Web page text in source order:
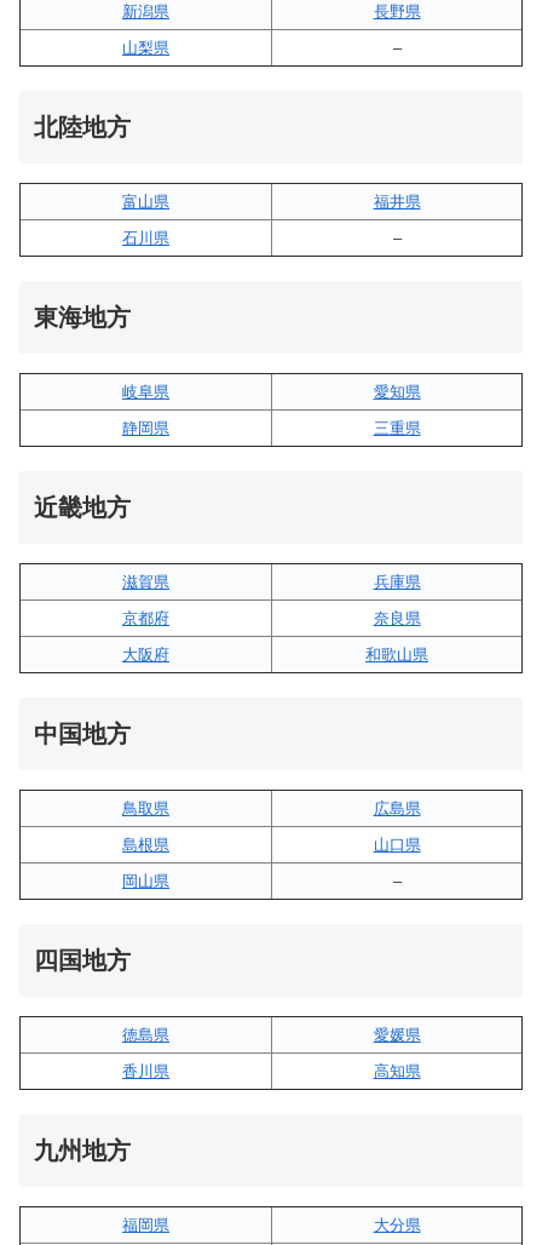
新潟県
長野県
山梨県
–
北陸地方
富山県
福井県
石川県
–
東海地方
岐阜県
愛知県
静岡県
三重県
近畿地方
滋賀県
兵庫県
京都府
奈良県
大阪府
和歌山県
中国地方
鳥取県
広島県
島根県
山口県
岡山県
–
四国地方
徳島県
愛媛県
香川県
高知県
九州地方
福岡県 大分県